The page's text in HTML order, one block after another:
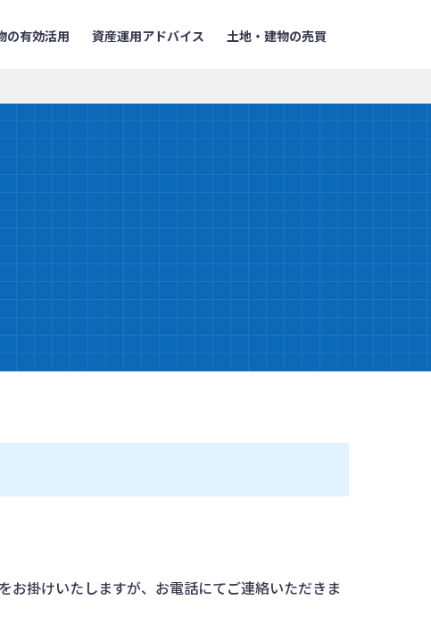
の有効活用 資産運用アドバイス 土地・建物の売買
掛けいたしますが、お電話にてご連絡いただきま